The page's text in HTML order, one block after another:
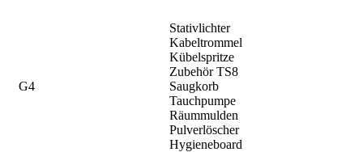
G4
Stativlichter
Kabeltrommel
Kübelspritze
Zubehör TS8
Saugkorb
Tauchpumpe
Räummulden
Pulverlöscher
Hygieneboard